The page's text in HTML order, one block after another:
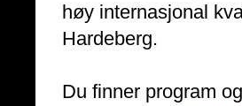
høy internasjonal
Hardeberg.
Du finner program